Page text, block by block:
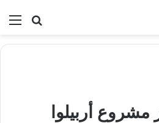
بحث
مشروع أربيلوا